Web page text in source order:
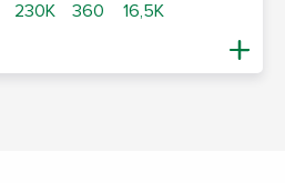
230K 360 16,5K